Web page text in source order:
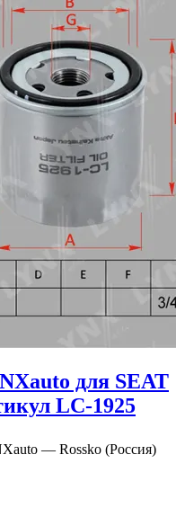
для SEAT
LC-1925
— Rossko (Россия)